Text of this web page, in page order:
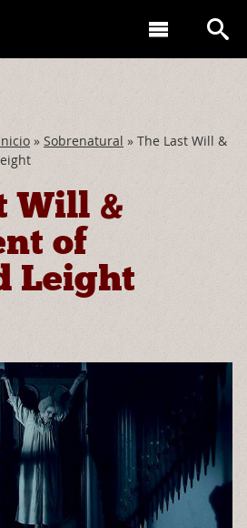
» Sobrenatural » The Last Will &
Will &
of
Leight